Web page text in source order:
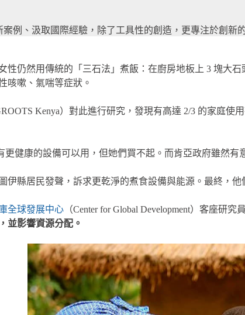
例、汲取國際經驗，除了工具性的創造，更專注於創新
性仍然用傳統的「三石法」煮飯：在廚房地板上 3 塊大
咳嗽、氣喘等症狀。
Kenya）對此進行研究，發現有高達 2/3 的家庭
更健康的設備可以用，但她們買不起。而肯亞政府雖然有
伊縣居民發聲，訴求更乾淨的煮食設備與能源。最終，
全球發展中心 （Center for Global Development）客座研究
並影響資源分配。